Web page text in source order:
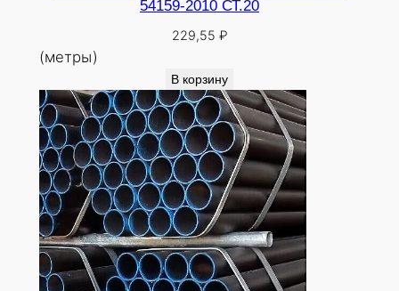
54159-2010 СТ.20
229,55 ₽
(метры)
В корзину